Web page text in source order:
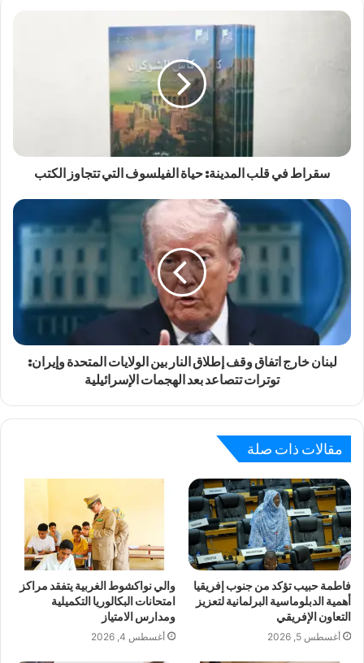
سقراط في قلب المدينة: حياة الفيلسوف التي تتجاوز الكتب
لبنان خارج اتفاق وقف إطلاق النار بين الولايات المتحدة وإيران:
توترات تتصاعد بعد الهجمات الإسرائيلية
مقالات ذات صلة
فاطمة حبيب تؤكد من جنوب إفريقيا
أهمية الدبلوماسية البرلمانية لتعزيز
التعاون الإفريقي
أغسطس 5, 2026
والي نواكشوط الغربية يتفقد مراكز
امتحانات البكالوريا التكميلية
ومدارس الامتياز
أغسطس 4, 2026